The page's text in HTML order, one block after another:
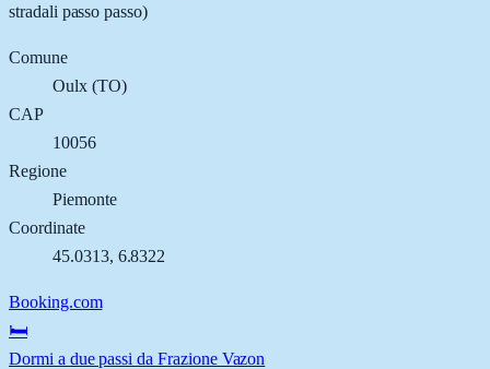
stradali passo passo)
Comune
Oulx(TO)
CAP
10056
Regione
Piemonte
Coordinate
45.0313, 6.8322
Booking.com
🛏️
Dormi a due passi da Frazione Vazon